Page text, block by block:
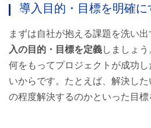
導入目的・目標を明確に
まずは自社が抱える課題を洗い出
入の目的・目標を定義しましょ
何をもってプロジェクトが成功
いからです。たとえば、解決し
の程度解決するのかといった目標